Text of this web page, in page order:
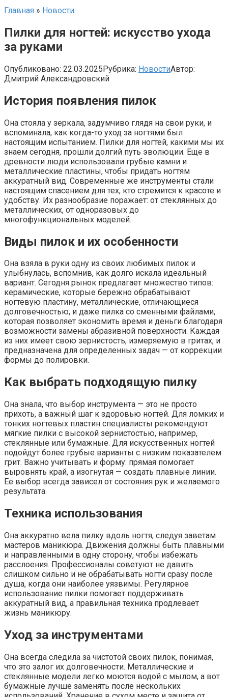
Главная » Новости
Пилки для ногтей: искусство ухода
за руками
Опубликовано: 22.03.2025Рубрика: НовостиАвтор:
Дмитрий Александровский
История появления пилок
Она стояла у зеркала, задумчиво глядя на свои руки, и
вспоминала, как когда-то уход за ногтями был
настоящим испытанием. Пилки для ногтей, какими мы их
знаем сегодня, прошли долгий путь эволюции. Еще в
древности люди использовали грубые камни и
металлические пластины, чтобы придать ногтям
аккуратный вид. Современные же инструменты стали
настоящим спасением для тех, кто стремится к красоте и
удобству. Их разнообразие поражает: от стеклянных до
металлических, от одноразовых до
многофункциональных моделей.
Виды пилок и их особенности
Она взяла в руки одну из своих любимых пилок и
улыбнулась, вспомнив, как долго искала идеальный
вариант. Сегодня рынок предлагает множество типов:
керамические, которые бережно обрабатывают
ногтевую пластину, металлические, отличающиеся
долговечностью, и даже пилка со сменными файлами,
которая позволяет экономить время и деньги благодаря
возможности замены абразивной поверхности. Каждая
из них имеет свою зернистость, измеряемую в гритах, и
предназначена для определенных задач — от коррекции
формы до полировки.
Как выбрать подходящую пилку
Она знала, что выбор инструмента — это не просто
прихоть, а важный шаг к здоровью ногтей. Для ломких и
тонких ногтевых пластин специалисты рекомендуют
мягкие пилки с высокой зернистостью, например,
стеклянные или бумажные. Для искусственных ногтей
подойдут более грубые варианты с низким показателем
грит. Важно учитывать и форму: прямая помогает
выровнять край, а изогнутая — создать плавные линии.
Ее выбор всегда зависел от состояния рук и желаемого
результата.
Техника использования
Она аккуратно вела пилку вдоль ногтя, следуя заветам
мастеров маникюра. Движения должны быть плавными
и направленными в одну сторону, чтобы избежать
расслоения. Профессионалы советуют не давить
слишком сильно и не обрабатывать ногти сразу после
душа, когда они наиболее уязвимы. Регулярное
использование пилки помогает поддерживать
аккуратный вид, а правильная техника продлевает
жизнь маникюру.
Уход за инструментами
Она всегда следила за чистотой своих пилок, понимая,
что это залог их долговечности. Металлические и
стеклянные модели легко моются водой с мылом, а вот
бумажные лучше заменять после нескольких